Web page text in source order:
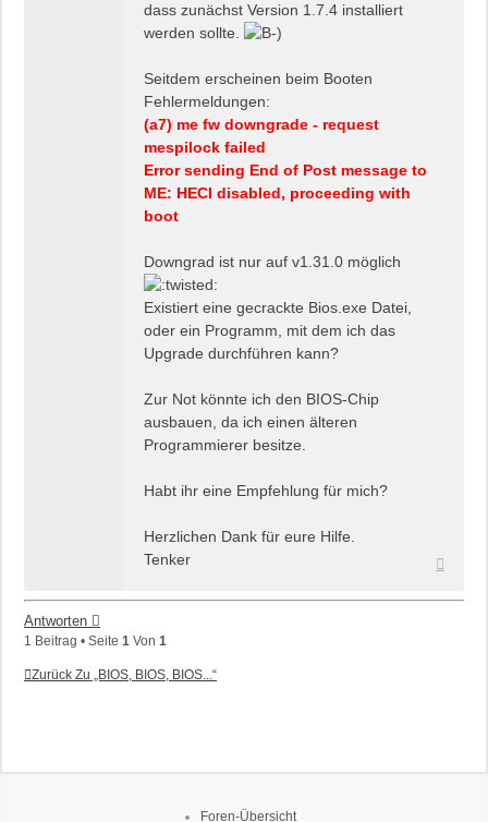
dass zunächst Version 1.7.4 installiert
werden sollte.
Seitdem erscheinen beim Booten
Fehlermeldungen:
(a7) me fw downgrade - request
mespilock failed
Error sending End of Post message to
ME: HECI disabled, proceeding with
boot
Downgrad ist nur auf v1.31.0 möglich
Existiert eine gecrackte Bios.exe Datei,
oder ein Programm, mit dem ich das
Upgrade durchführen kann?
Zur Not könnte ich den BIOS-Chip
ausbauen, da ich einen älteren
Programmierer besitze.
Habt ihr eine Empfehlung für mich?
Herzlichen Dank für eure Hilfe.
Tenker
Antworten
1 Beitrag • Seite 1 Von 1
Zurück Zu „BIOS, BIOS, BIOS...“
Foren-Übersicht